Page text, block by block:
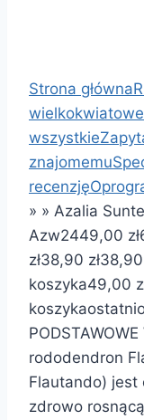
Strona główna
wielkokwiatowe
wszystkie
znajomemu
recenzję
» » Azalia
Azw2449,00 zł
zł38,90 zł38,90
koszyka49,00
koszyka
rododendron
Flautando) jest
zdrowo